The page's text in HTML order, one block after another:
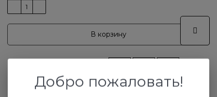
В корзину
ПоделитьсяДобро пожаловать!